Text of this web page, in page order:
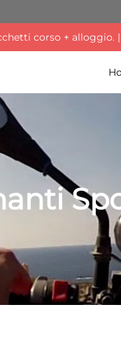
corso + alloggio. |